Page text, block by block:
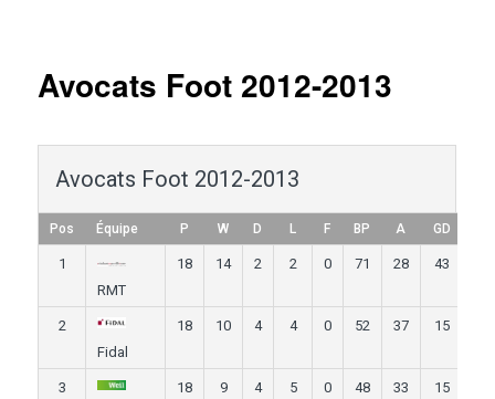
Avocats Foot 2012-2013
Avocats Foot 2012-2013
Pos Équipe P W D L F BP A GD
1
RMT
18 14 2 2 0 71 28 43
2
Fidal
18 10 4 4 0 52 37 15
3
18 9 4 5 0 48 33 15